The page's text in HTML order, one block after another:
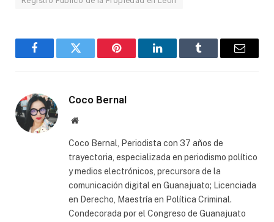
FacebookTwitter Pinterest LinkedInTumblr Email
Coco Bernal
Website
Coco Bernal, Periodista con 37 años de
trayectoria, especializada en periodismo político
y medios electrónicos, precursora de la
comunicación digital en Guanajuato; Licenciada
en Derecho, Maestría en Política Criminal.
Condecorada por el Congreso de Guanajuato